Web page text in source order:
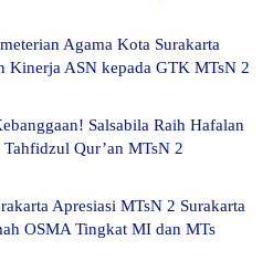
Agama Kota Surakarta
Kinerja ASN kepada GTK MTsN 2
Salsabila Raih Hafalan
Qur’an MTsN 2
Apresiasi MTsN 2 Surakarta
OSMA Tingkat MI dan MTs